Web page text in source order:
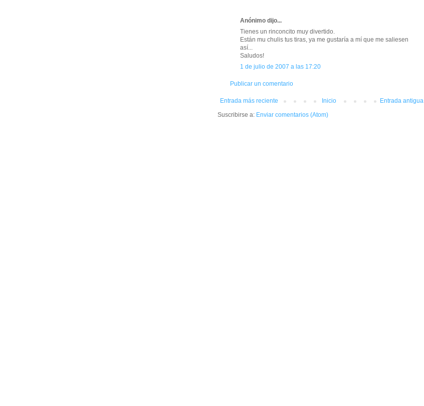
Anónimo dijo...
Tienes un rinconcito muy divertido.
Están mu chulis tus tiras, ya me gustaría a mí que me saliesen
así...
Saludos!
1 de julio de 2007 a las 17:20
Publicar un comentario
Entrada más reciente Entrada antigua
Inicio
Suscribirse a: Enviar comentarios (Atom)